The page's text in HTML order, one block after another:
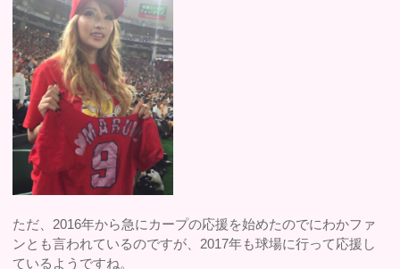
ただ、2016年から急にカープの応援を始めたのでにわかファ
ンとも言われているのですが、2017年も球場に行って応援し
ているようですね。